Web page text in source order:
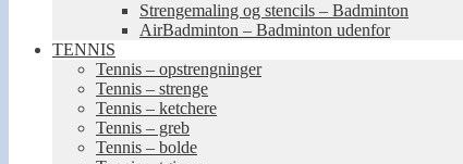
Strengemaling og stencils – Badminton
AirBadminton – Badminton udenfor
TENNIS
Tennis – opstrengninger
Tennis – strenge
Tennis – ketchere
Tennis – greb
Tennis – bolde